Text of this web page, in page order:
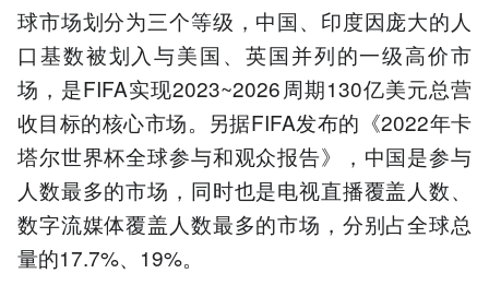
球市场划分为三个等级，中国、印度因庞大的人
口基数被划入与美国、英国并列的一级高价市
场，是FIFA实现2023~2026周期130亿美元总营
收目标的核心市场。另据FIFA发布的《2022年卡
塔尔世界杯全球参与和观众报告》，中国是参与
人数最多的市场，同时也是电视直播覆盖人数、
数字流媒体覆盖人数最多的市场，分别占全球总
量的17.7%、19%。